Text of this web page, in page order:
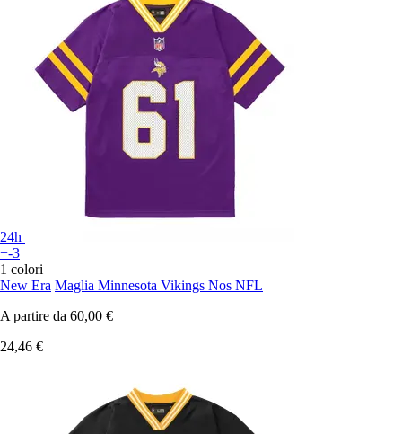
24h
+-3
1 colori
New Era Maglia Minnesota Vikings Nos NFL
A partire da 60,00 €
24,46 €